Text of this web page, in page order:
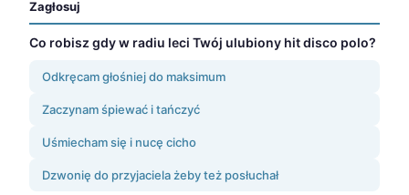
Zagłosuj
Co robisz gdy w radiu leci Twój ulubiony hit disco polo?
Odkręcam głośniej do maksimum
Zaczynam śpiewać i tańczyć
Uśmiecham się i nucę cicho
Dzwonię do przyjaciela żeby też posłuchał